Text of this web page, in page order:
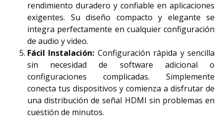
rendimiento duradero y confiable en aplicaciones
exigentes. Su diseño compacto y elegante se
integra perfectamente en cualquier configuración
de audio y video.
Fácil Instalación: Configuración rápida y sencilla
sin necesidad de software adicional o
configuraciones complicadas. Simplemente
conecta tus dispositivos y comienza a disfrutar de
una distribución de señal HDMI sin problemas en
cuestión de minutos.